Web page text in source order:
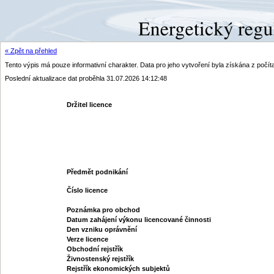
« Zpět na přehled
Tento výpis má pouze informativní charakter. Data pro jeho vytvoření byla získána z
Poslední aktualizace dat proběhla 31.07.2026 14:12:48
Držitel licence
Předmět podnikání
Číslo licence
Poznámka pro obchod
Datum zahájení výkonu licencované činnosti
Den vzniku oprávnění
Verze licence
Obchodní rejstřík
Živnostenský rejstřík
Rejstřík ekonomických subjektů